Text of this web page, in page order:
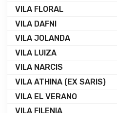
VILA FLORAL
VILA DAFNI
VILA JOLANDA
VILA LUIZA
VILA NARCIS
VILA ATHINA (EX SARIS)
VILA EL VERANO
VILA FILENIA